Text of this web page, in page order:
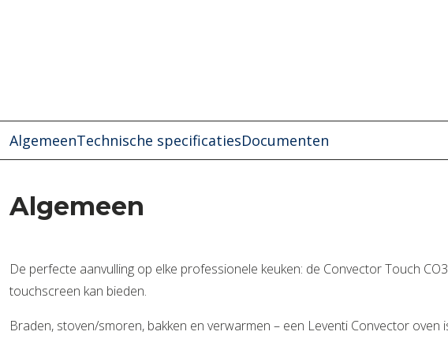
AlgemeenTechnische specificatiesDocumenten
Algemeen
De perfecte aanvulling op elke professionele keuken: de Convector Touch
touchscreen kan bieden.
Braden, stoven/smoren, bakken en verwarmen – een Leventi Convector